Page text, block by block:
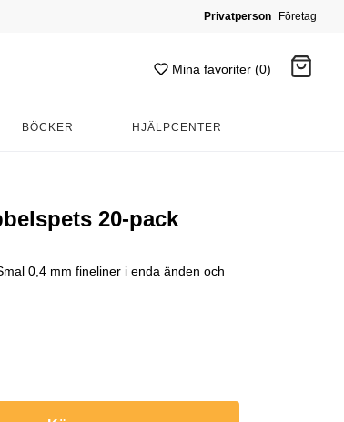
Privatperson Företag
Mina favoriter (0)
BÖCKER HJÄLPCENTER
20-pack
0,4 mm fineliner i enda änden och